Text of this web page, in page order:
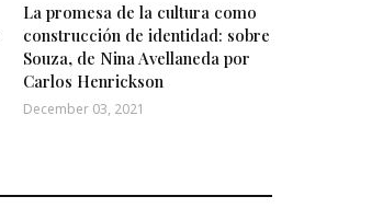
La promesa de la cultura como
construcción de identidad: sobre
Souza, de Nina Avellaneda por
Carlos Henrickson
December 03, 2021